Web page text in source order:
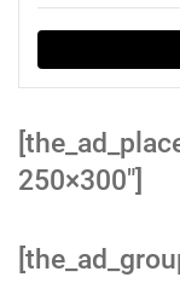
250×300″]